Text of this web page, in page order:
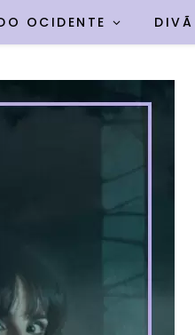
OCIDENTE DIVÃ